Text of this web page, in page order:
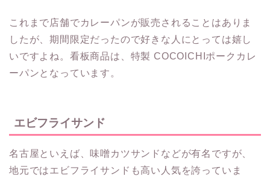
これまで店舗でカレーパンが販売されることはありま
したが、期間限定だったので好きな人にとっては嬉し
いですよね。看板商品は、特製 COCOICHIポークカレ
ーパンとなっています。
エビフライサンド
名古屋といえば、味噌カツサンドなどが有名ですが、
地元ではエビフライサンドも高い人気を誇っていま